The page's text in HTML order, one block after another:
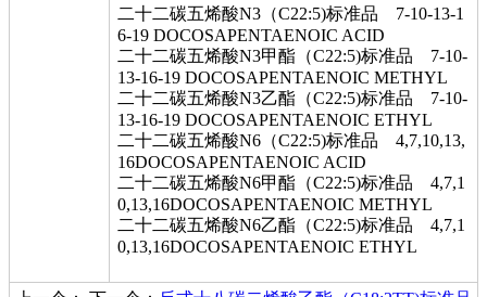
二十二碳五烯酸N3（C22:5)标准品 7-10-13-1
6-19 DOCOSAPENTAENOIC ACID
二十二碳五烯酸N3甲酯（C22:5)标准品 7-10-
13-16-19 DOCOSAPENTAENOIC METHYL
二十二碳五烯酸N3乙酯（C22:5)标准品 7-10-
13-16-19 DOCOSAPENTAENOIC ETHYL
二十二碳五烯酸N6（C22:5)标准品 4,7,10,13,
16DOCOSAPENTAENOIC ACID
二十二碳五烯酸N6甲酯（C22:5)标准品 4,7,1
0,13,16DOCOSAPENTAENOIC METHYL
二十二碳五烯酸N6乙酯（C22:5)标准品 4,7,1
0,13,16DOCOSAPENTAENOIC ETHYL